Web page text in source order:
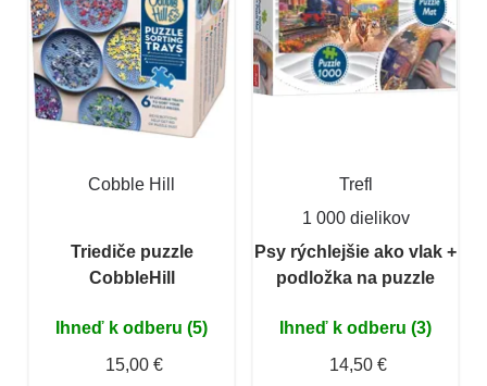
Cobble Hill
Triediče puzzle
CobbleHill
Ihneď k odberu (5)
15,00 €
Trefl
1 000 dielikov
Psy rýchlejšie ako vlak +
podložka na puzzle
Ihneď k odberu (3)
14,50 €